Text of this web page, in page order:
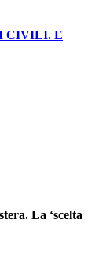
CIVILI. E
La ‘scelta